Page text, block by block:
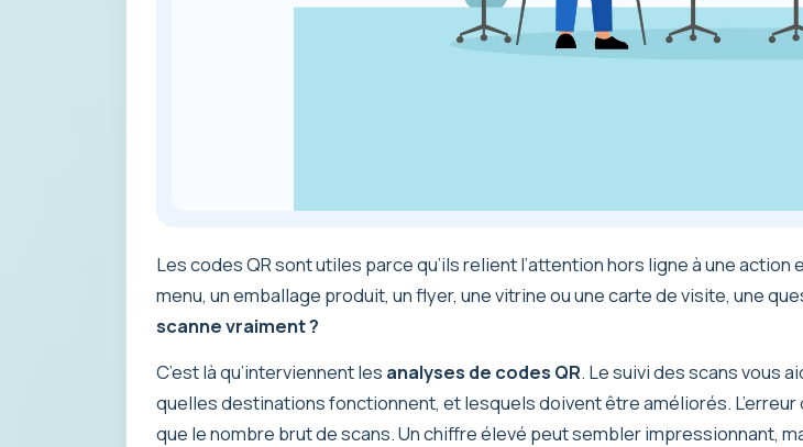
Les codes QR sont utiles parce qu’ils relient l’attention hors ligne à une
menu, un emballage produit, un flyer, une vitrine ou une carte de visite, une
scanne vraiment ?
C’est là qu’interviennent les analyses de codes QR. Le suivi des scans vous
quelles destinations fonctionnent, et lesquels doivent être améliorés.
que le nombre brut de scans. Un chiffre élevé peut sembler impressionnant,